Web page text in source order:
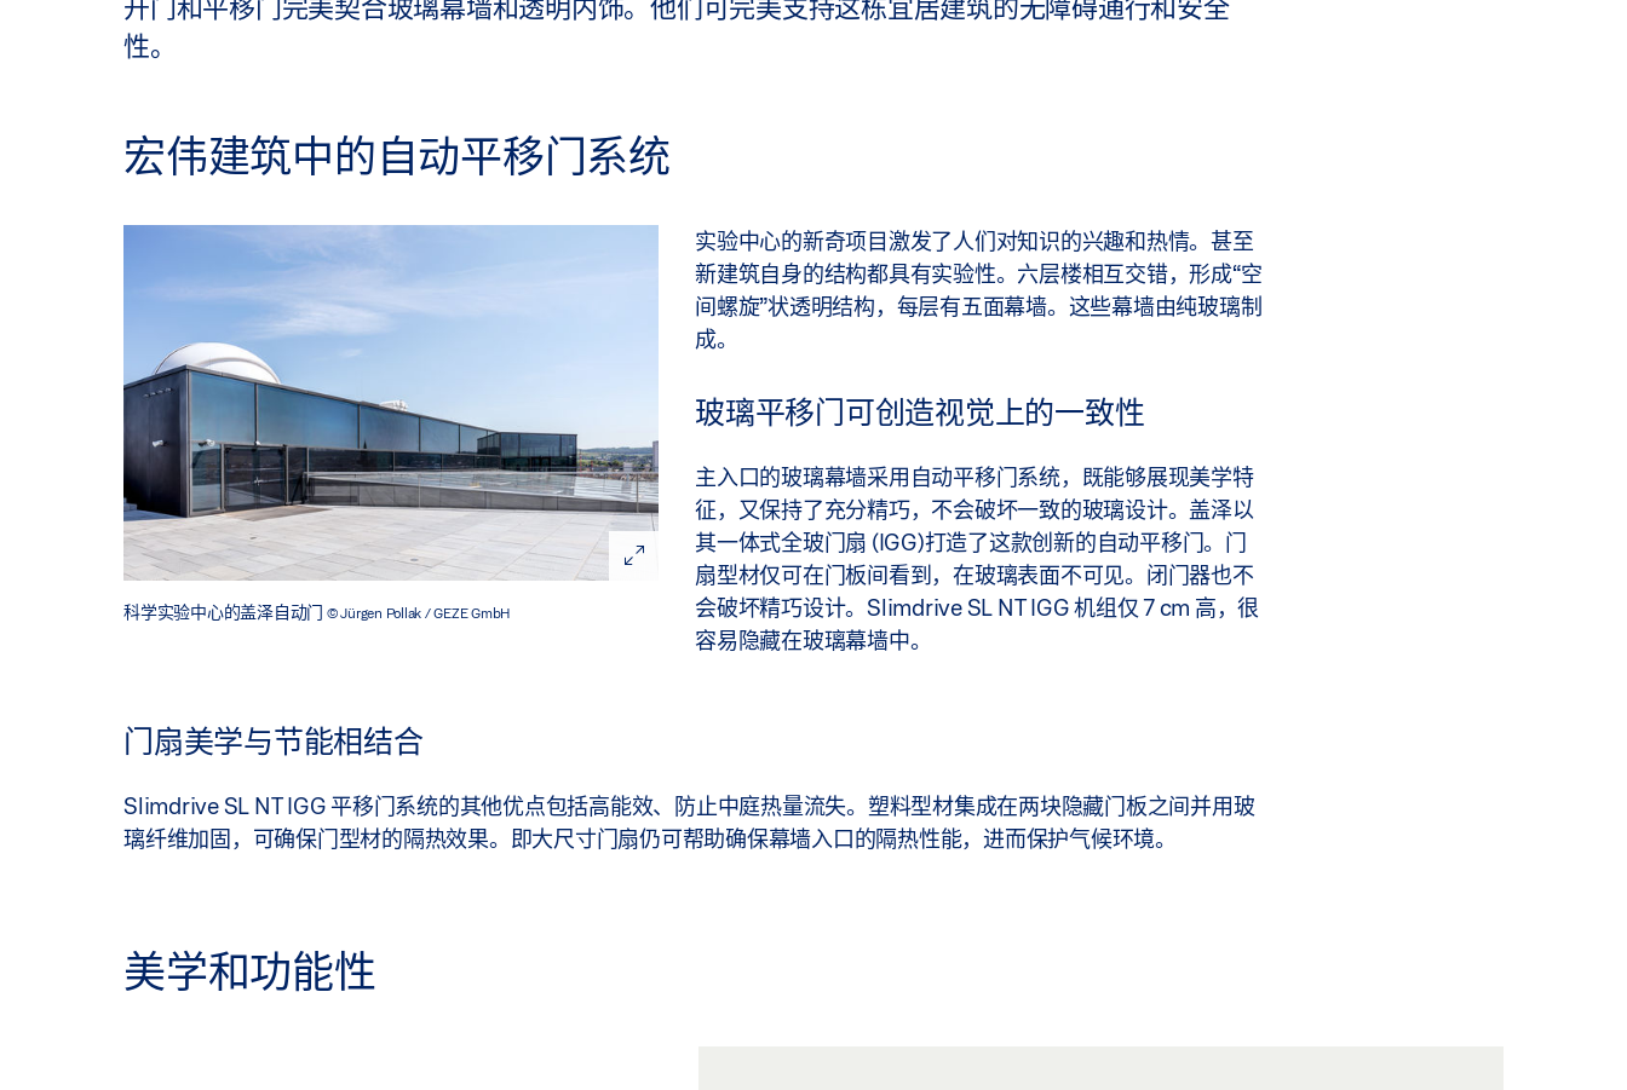
性。
宏伟建筑中的自动平移门系统
科学实验中心的盖泽自动门 © Jürgen Pollak / GEZE GmbH
实验中心的新奇项目激发了人们对知识的兴趣和热情。甚至
新建筑自身的结构都具有实验性。六层楼相互交错，形成“空
间螺旋”状透明结构，每层有五面幕墙。这些幕墙由纯玻璃制
成。
玻璃平移门可创造视觉上的一致性
主入口的玻璃幕墙采用自动平移门系统，既能够展现美学特
征，又保持了充分精巧，不会破坏一致的玻璃设计。盖泽以
其一体式全玻门扇 (IGG)打造了这款创新的自动平移门。门
扇型材仅可在门板间看到，在玻璃表面不可见。闭门器也不
会破坏精巧设计。Slimdrive SL NT IGG 机组仅 7 cm 高，很
容易隐藏在玻璃幕墙中。
门扇美学与节能相结合
Slimdrive SL NT IGG 平移门系统的其他优点包括高能效、防止中庭热量流失。塑料型材集成在两块隐藏门板之间并用玻
璃纤维加固，可确保门型材的隔热效果。即大尺寸门扇仍可帮助确保幕墙入口的隔热性能，进而保护气候环境。
美学和功能性